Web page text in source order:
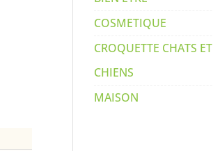
COSMETIQUE
CROQUETTE CHATS ET
CHIENS
MAISON